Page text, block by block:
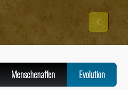
Previous
Menschenaffen Evolution